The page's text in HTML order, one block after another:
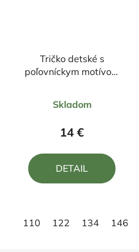
158
Tričko detské s
poľovníckym motívom
hodnotenie
produktu
5,0
z
Skladom
14 €
DETAIL
110 122 134 146